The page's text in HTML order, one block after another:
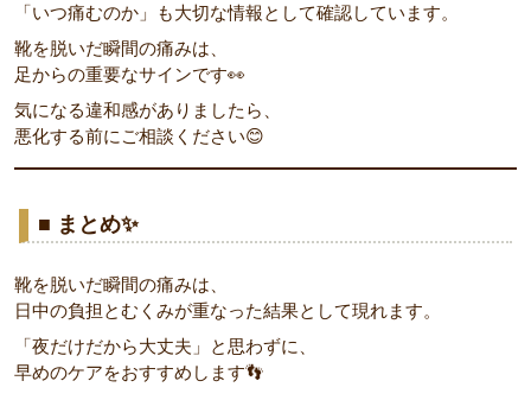
「いつ痛むのか」も大切な情報として確認しています。
靴を脱いだ瞬間の痛みは、
足からの重要なサインです👀
気になる違和感がありましたら、
悪化する前にご相談ください😊
■ まとめ✨
靴を脱いだ瞬間の痛みは、
日中の負担とむくみが重なった結果として現れます。
「夜だけだから大丈夫」と思わずに、
早めのケアをおすすめします👣